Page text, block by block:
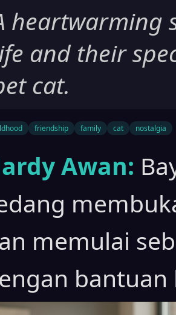
heartwarming
and their
cat.
friendship family cat nostalgia
Awan:
memulai
bantuan